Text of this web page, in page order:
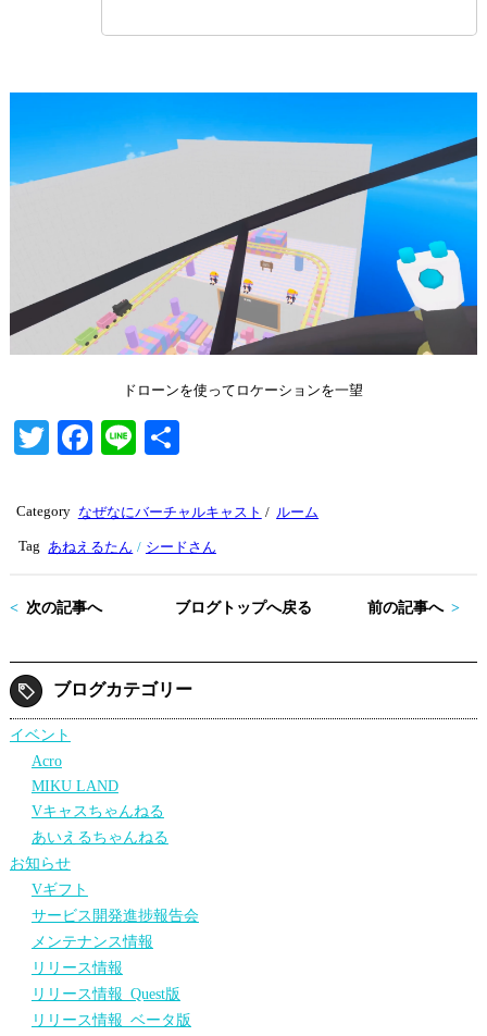
ドローンを使ってロケーションを一望
T
tte
r
Fa
bo
ok
Li 共
Category なぜなにバーチャルキャスト / ルーム
Tag あねえるたん シードさん
次の記事へ ブログトップへ戻る 前の記事へ
ブログカテゴリー
イベント
Acro
MIKU LAND
Vキャスちゃんねる
あいえるちゃんねる
お知らせ
Vギフト
サービス開発進捗報告会
メンテナンス情報
リリース情報
リリース情報_Quest版
リリース情報_ベータ版